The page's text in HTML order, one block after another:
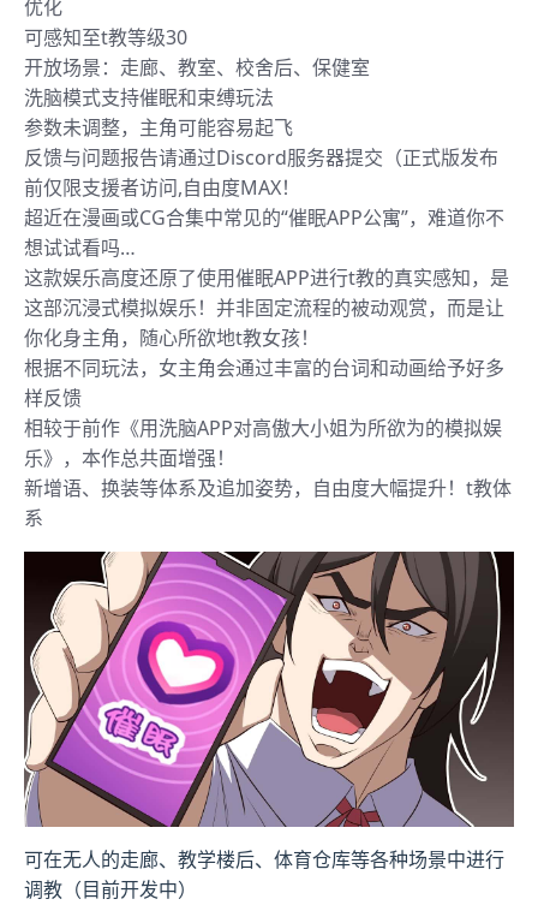
优化
可感知至t教等级30
开放场景：走廊、教室、校舍后、保健室
洗脑模式支持催眠和束缚玩法
参数未调整，主角可能容易起飞
反馈与问题报告请通过Discord服务器提交（正式版发布
前仅限支援者访问,自由度MAX！
超近在漫画或CG合集中常见的“催眠APP公寓”，难道你不
想试试看吗…
这款娱乐高度还原了使用催眠APP进行t教的真实感知，是
这部沉浸式模拟娱乐！并非固定流程的被动观赏，而是让
你化身主角，随心所欲地t教女孩！
根据不同玩法，女主角会通过丰富的台词和动画给予好多
样反馈
相较于前作《用洗脑APP对高傲大小姐为所欲为的模拟娱
乐》，本作总共面增强！
新增语、换装等体系及追加姿势，自由度大幅提升！t教体
系
可在无人的走廊、教学楼后、体育仓库等各种场景中进行
调教（目前开发中）